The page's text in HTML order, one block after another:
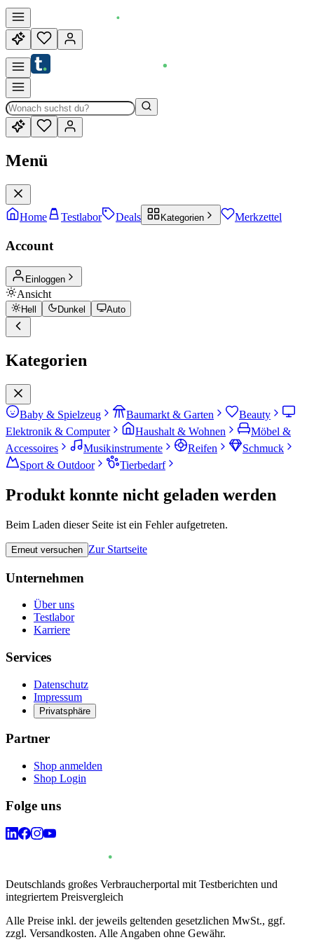
Menü
Home Testlabor Deals Kategorien Merkzettel
Account
Einloggen
Ansicht
Hell Dunkel Auto
Kategorien
Baby & Spielzeug Baumarkt & Garten
Beauty
Elektronik & Computer
Haushalt & Wohnen
Möbel &
Accessoires
Musikinstrumente Reifen
Schmuck
Sport & Outdoor
Tierbedarf
Produkt konnte nicht geladen werden
Beim Laden dieser Seite ist ein Fehler aufgetreten.
Erneut versuchen Zur Startseite
Unternehmen
Über uns
Testlabor
Karriere
Services
Datenschutz
Impressum
Privatsphäre
Partner
Shop anmelden
Shop Login
Folge uns
Deutschlands großes Verbraucherportal mit Testberichten und
integriertem Preisvergleich
Alle Preise inkl. der jeweils geltenden gesetzlichen MwSt., ggf.
zzgl. Versandkosten. Alle Angaben ohne Gewähr.